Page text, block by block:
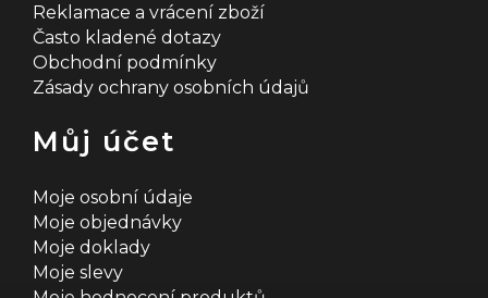
Reklamace a vrácení zboží
Často kladené dotazy
Obchodní podmínky
Zásady ochrany osobních údajů
Můj účet
Moje osobní údaje
Moje objednávky
Moje doklady
Moje slevy